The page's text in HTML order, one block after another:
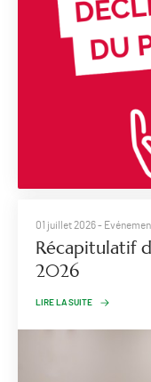
01 juillet 2026-
Récapitulatif
2026
LIRE LA SUITE